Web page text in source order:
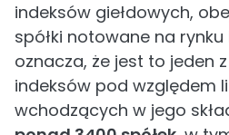
indeksów giełdowych,
spółki notowane na
oznacza, że jest to jeden
indeksów pod względem
wchodzących w jego